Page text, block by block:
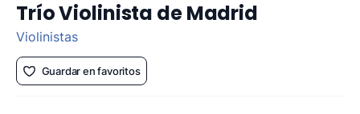
Trío Violinista de Madrid
Violinistas
Guardar en favoritos